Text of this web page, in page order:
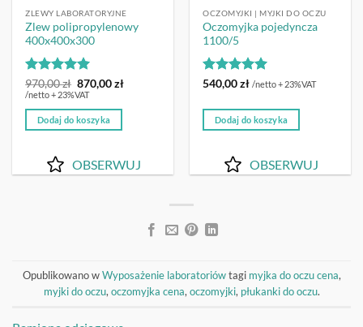
ZLEWY LABORATORYJNE
Zlew polipropylenowy
400x400x300
Oceniono5
na 5
970,00zł Pierwotna
cena
970,00 zł.
870,00złAktualna
/netto + 23%VAT
Dodaj do koszyka
OBSERWUJ
OCZOMYJKI | MYJKI DO OCZU
Oczomyjka pojedyncza
1100/5
Oceniono5
540,00zł /netto + 23%VAT
Dodaj do koszyka
OBSERWUJ
Opublikowano wWyposażenie laboratoriówtagi myjka do oczu cena,
myjki do oczu, oczomyjka cena, oczomyjki, płukanki do oczu.